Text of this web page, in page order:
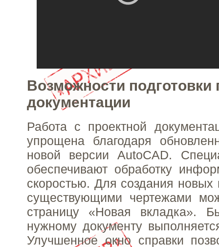
Возможности подготовки
документации
Работа с проектной
упрощена благодаря
новой версии AutoCAD.
обеспечивают обработку
скоростью. Для создания
существующими чертежами
страницу «Новая вкладка».
нужному документу
Улучшенное окно справки